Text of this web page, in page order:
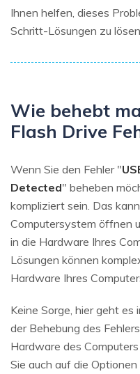
Ihnen helfen, dieses
Schritt-Lösungen zu lösen.
Wie behebt
Flash Drive
Wenn Sie den Fehler "
Detected" beheben
kompliziert sein. Das
Computersystem öffnen
in die Hardware Ihres
Lösungen können
Hardware Ihres
Keine Sorge, hier geht es
der Behebung des
Hardware des
Sie auch auf die